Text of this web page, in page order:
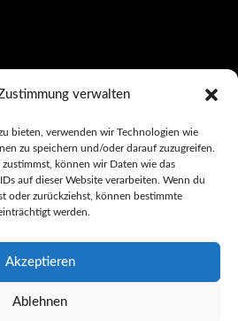
verwalten
bieten, verwenden wir Technologien wie
zu speichern und/oder darauf zuzugreifen.
können wir Daten wie das
auf dieser Website verarbeiten. Wenn du
oder zurückziehst, können bestimmte
werden.
Akzeptieren
Ablehnen
bikes.com